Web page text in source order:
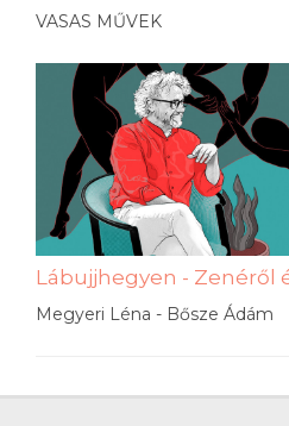
VASAS MŰVEK
Lábujjhegyen - Zenéről
Megyeri Léna - Bősze Ádám